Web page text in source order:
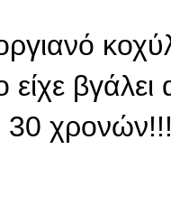
είχε
30